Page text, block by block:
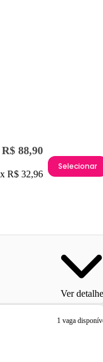
R$ 88,90
R$ 32,96
Selecionar
Ver
1 vaga